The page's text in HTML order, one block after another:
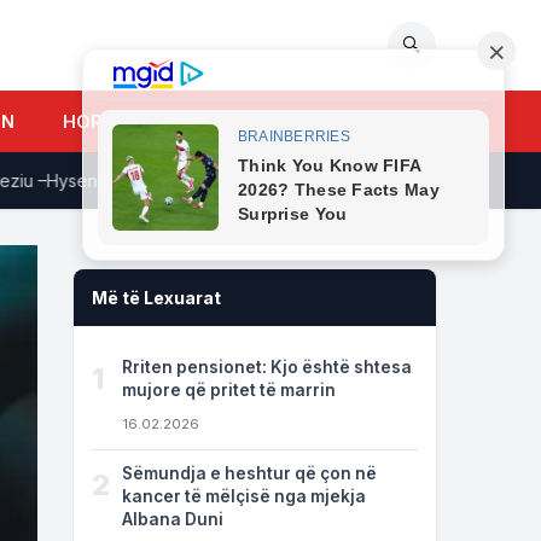
🔍
HOROSKOPI
Nesër do kemi shumë përgjigje për pikëpyetjet e ngritura
Më të Lexuarat
1
Rriten pensionet: Kjo është shtesa
mujore që pritet të marrin
16.02.2026
2
Sëmundja e heshtur që çon në
kancer të mëlçisë nga mjekja
Albana Duni